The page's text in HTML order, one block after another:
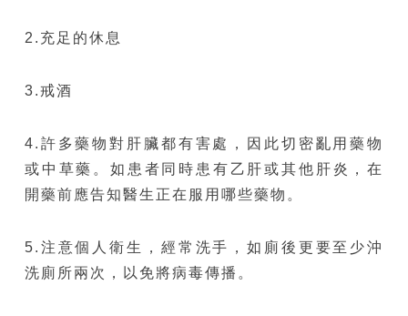
2.充足的休息
3.戒酒
4.許多藥物對肝臟都有害處，因此切密亂用藥物
或中草藥。如患者同時患有乙肝或其他肝炎，在
開藥前應告知醫生正在服用哪些藥物。
5.注意個人衛生，經常洗手，如廁後更要至少沖
洗廁所兩次，以免將病毒傳播。